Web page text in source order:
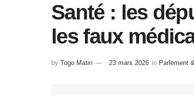
Santé : les
les faux
by Togo Matin 23 mars 2026 in Parlement